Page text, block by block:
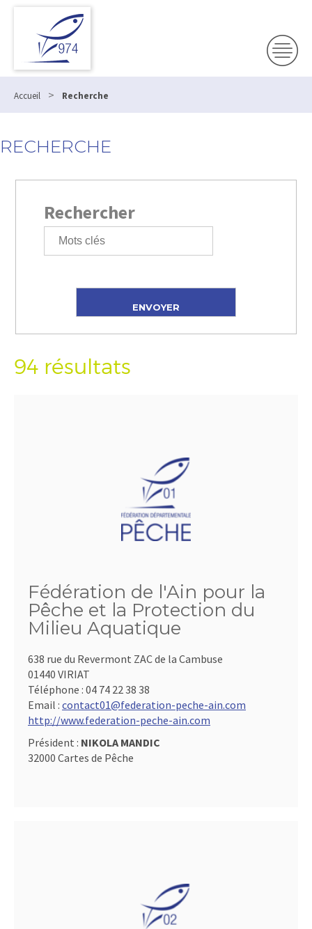
Accueil > Recherche
RECHERCHE
Rechercher
94 résultats
Fédération de l'Ain pour la
Pêche et la Protection du
Milieu Aquatique
638 rue du Revermont ZAC de la Cambuse
01440 VIRIAT
Téléphone : 04 74 22 38 38
Email : contact01@federation-peche-ain.com
http://www.federation-peche-ain.com
Président : NIKOLA MANDIC
32000 Cartes de Pêche